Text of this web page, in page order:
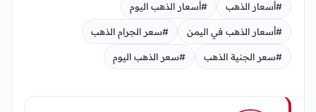
#أسعار الذهب #أسعار الذهب اليوم
#أسعار الذهب في اليمن #سعر الجرام الذهب
#سعر الجنية الذهب #سعر الذهب اليوم